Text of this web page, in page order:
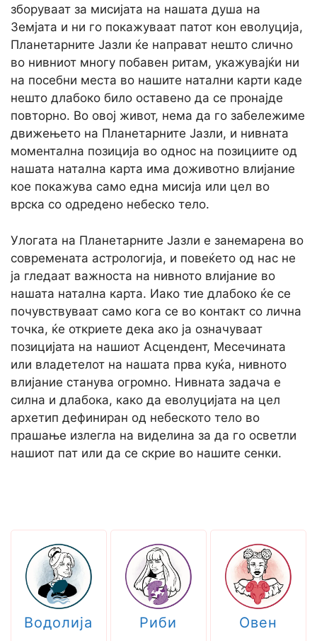
зборуваат за мисијата на нашата душа на
Земјата и ни го покажуваат патот кон еволуција,
Планетарните Јазли ќе направат нешто слично
во нивниот многу побавен ритам, укажувајќи ни
на посебни места во нашите натални карти каде
нешто длабоко било оставено да се пронајде
повторно. Во овој живот, нема да го забележиме
движењето на Планетарните Јазли, и нивната
моментална позиција во однос на позициите од
нашата натална карта има доживотно влијание
кое покажува само една мисија или цел во
врска со одредено небеско тело.
Улогата на Планетарните Јазли е занемарена во
современата астрологија, и повеќето од нас не
ја гледаат важноста на нивното влијание во
нашата натална карта. Иако тие длабоко ќе се
почувствуваат само кога се во контакт со лична
точка, ќе откриете дека ако ја означуваат
позицијата на нашиот Асцендент, Месечината
или владетелот на нашата прва куќа, нивното
влијание станува огромно. Нивната задача е
силна и длабока, како да еволуцијата на цел
архетип дефиниран од небеското тело во
прашање излегла на виделина за да го осветли
нашиот пат или да се скрие во нашите сенки.
Водолија Риби Овен